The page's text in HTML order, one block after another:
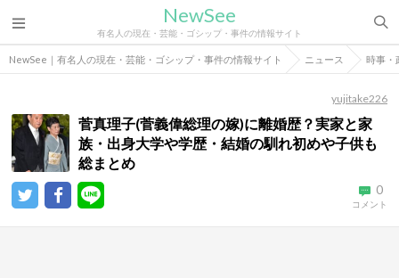
NewSee
有名人の現在・芸能・ゴシップ・事件の情報サイト
NewSee｜有名人の現在・芸能・ゴシップ・事件の情報サイト ニュース 時事・
yujitake226
菅真理子(菅義偉総理の嫁)に離婚歴？実家と家
族・出身大学や学歴・結婚の馴れ初めや子供も
総まとめ
0
コメント